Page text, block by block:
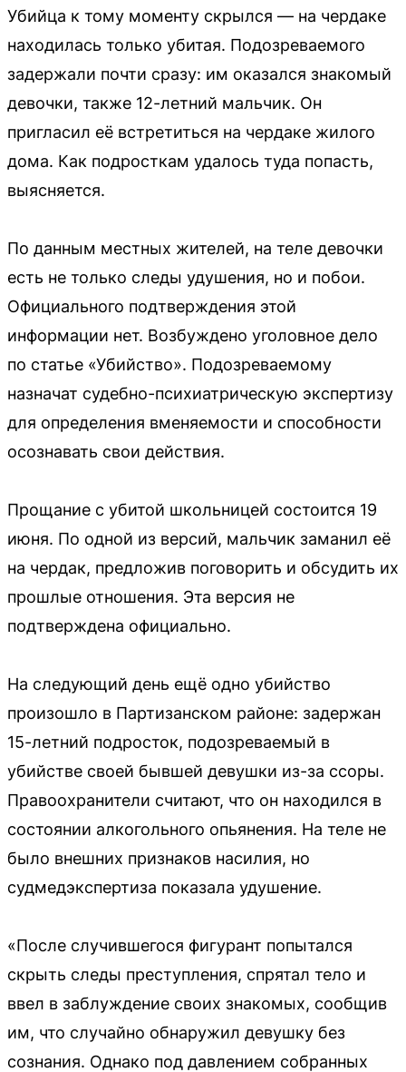
Убийца к тому моменту скрылся — на чердаке
находилась только убитая. Подозреваемого
задержали почти сразу: им оказался знакомый
девочки, также 12-летний мальчик. Он
пригласил её встретиться на чердаке жилого
дома. Как подросткам удалось туда попасть,
выясняется.
По данным местных жителей, на теле девочки
есть не только следы удушения, но и побои.
Официального подтверждения этой
информации нет. Возбуждено уголовное дело
по статье «Убийство». Подозреваемому
назначат судебно-психиатрическую экспертизу
для определения вменяемости и способности
осознавать свои действия.
Прощание с убитой школьницей состоится 19
июня. По одной из версий, мальчик заманил её
на чердак, предложив поговорить и обсудить их
прошлые отношения. Эта версия не
подтверждена официально.
На следующий день ещё одно убийство
произошло в Партизанском районе: задержан
15-летний подросток, подозреваемый в
убийстве своей бывшей девушки из-за ссоры.
Правоохранители считают, что он находился в
состоянии алкогольного опьянения. На теле не
было внешних признаков насилия, но
судмедэкспертиза показала удушение.
«После случившегося фигурант попытался
скрыть следы преступления, спрятал тело и
ввел в заблуждение своих знакомых, сообщив
им, что случайно обнаружил девушку без
сознания. Однако под давлением собранных